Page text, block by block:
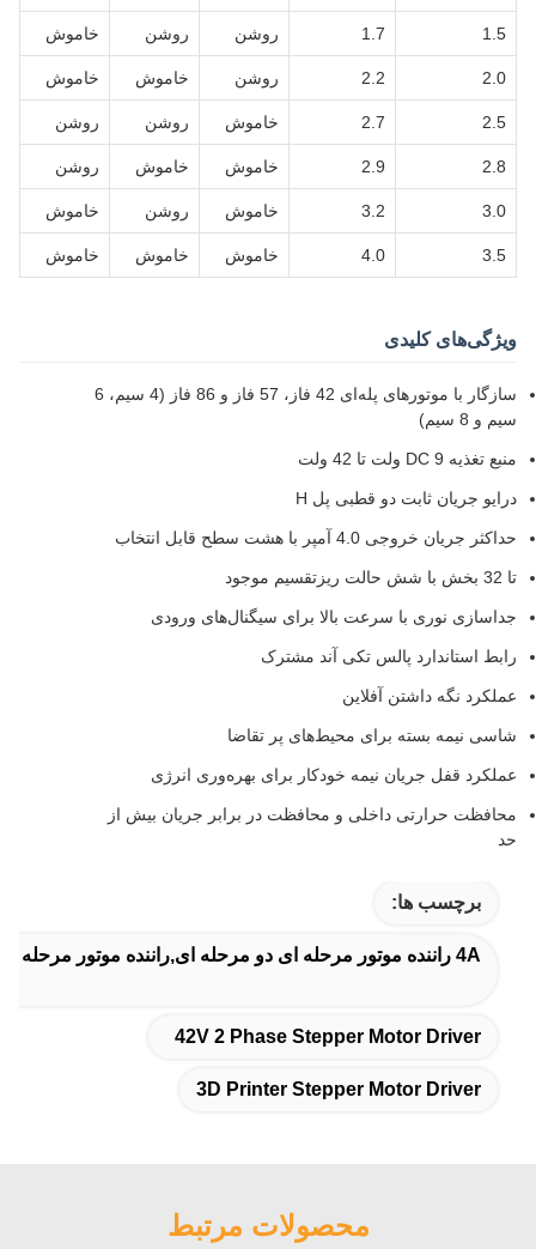
1.5
1.7 روشن روشن خاموش
2.0
2.2 روشن خاموش خاموش
2.5
2.7 خاموش روشن روشن
2.8
2.9 خاموش خاموش روشن
3.0
3.2 خاموش روشن خاموش
3.5
4.0 خاموش خاموش خاموش
ویژگی‌های کلیدی
سازگار با موتورهای پله‌ای 42 فاز، 57 فاز و 86 فاز (4 سیم، 6
سیم و 8 سیم)
منبع تغذیه DC 9 ولت تا 42 ولت
درایو جریان ثابت دو قطبی پل H
حداکثر جریان خروجی 4.0 آمپر با هشت سطح قابل انتخاب
تا 32 بخش با شش حالت ریزتقسیم موجود
جداسازی نوری با سرعت بالا برای سیگنال‌های ورودی
رابط استاندارد پالس تکی آند مشترک
عملکرد نگه داشتن آفلاین
شاسی نیمه بسته برای محیط‌های پر تقاضا
عملکرد قفل جریان نیمه خودکار برای بهره‌وری انرژی
محافظت حرارتی داخلی و محافظت در برابر جریان بیش از
حد
برچسب ها:
4A راننده موتور مرحله ای دو مرحله ای,راننده موتور مرحله ای 42 ولت,راننده موتور 3D پرینتر
42V 2 Phase Stepper Motor Driver
3D Printer Stepper Motor Driver
محصولات مرتبط